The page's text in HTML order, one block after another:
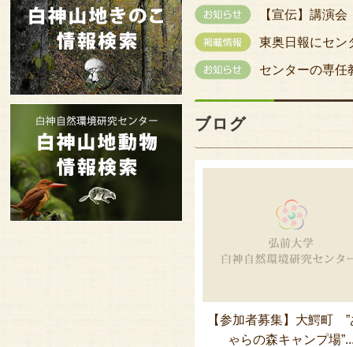
【宣伝】講演
東奥日報にセン
センターの専任
ブログ
【参加者募集】大鰐町 ”
ゃらの森キャンプ場